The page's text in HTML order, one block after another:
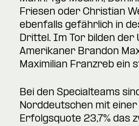
Friesen oder Christian
ebenfalls gefährlich in
Drittel. Im Tor bilden der
Amerikaner Brandon
Maximilian Franzreb ein
Bei den Specialteams
Norddeutschen mit einer
Erfolgsquote 23,7% das